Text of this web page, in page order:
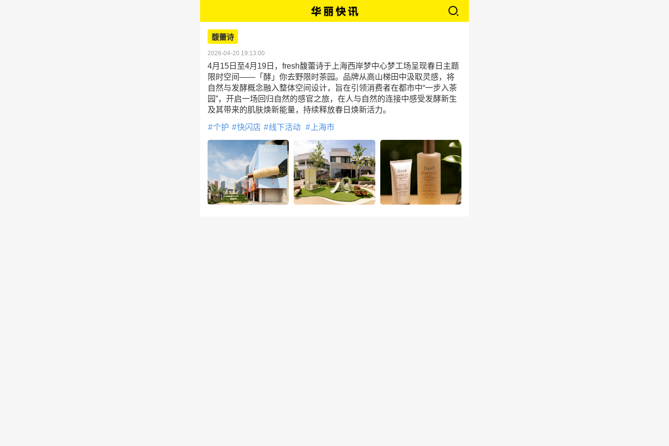
馥蕾诗
2026-04-20 19:13:00
4月15日至4月19日，fresh馥蕾诗于上海西岸梦中心梦工场呈现春日主题
限时空间——「酵」你去野限时茶园。品牌从高山梯田中汲取灵感，将
自然与发酵概念融入整体空间设计，旨在引领消费者在都市中“一步入茶
园”，开启一场回归自然的感官之旅，在人与自然的连接中感受发酵新生
及其带来的肌肤焕新能量，持续释放春日焕新活力。
个护 快闪店 线下活动 上海市